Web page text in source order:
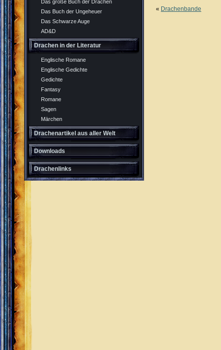
Das große Buch der Drachen
Das Buch der Ungeheuer
Das Schwarze Auge
AD&D
Drachen in der Literatur
Englische Romane
Englische Gedichte
Gedichte
Fantasy
Romane
Sagen
Märchen
Drachenartikel aus aller Welt
Downloads
Drachenlinks
« Drachenbande